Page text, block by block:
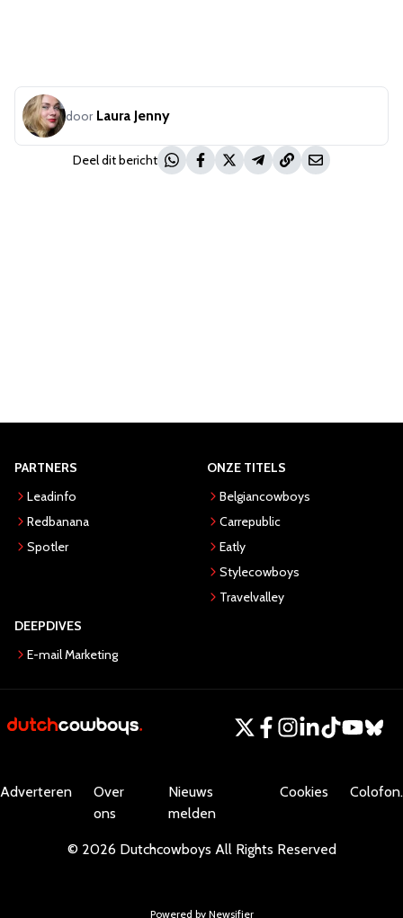
door Laura Jenny
Deel dit bericht
PARTNERS
Leadinfo
Redbanana
Spotler
ONZE TITELS
Belgiancowboys
Carrepublic
Eatly
Stylecowboys
Travelvalley
DEEPDIVES
E-mail Marketing
Adverteren
Over
ons
Nieuws
melden
Cookies Colofon.
© 2026 Dutchcowboys All Rights Reserved
Powered by Newsifier